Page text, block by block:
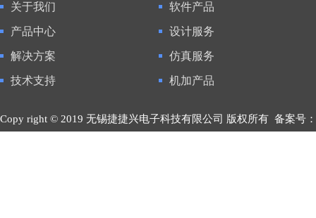
关于我们
产品中心
解决方案
技术支持
软件产品
设计服务
仿真服务
机加产品
Copy right © 2019 无锡捷捷兴电子科技有限公司 版权所有 备案号：